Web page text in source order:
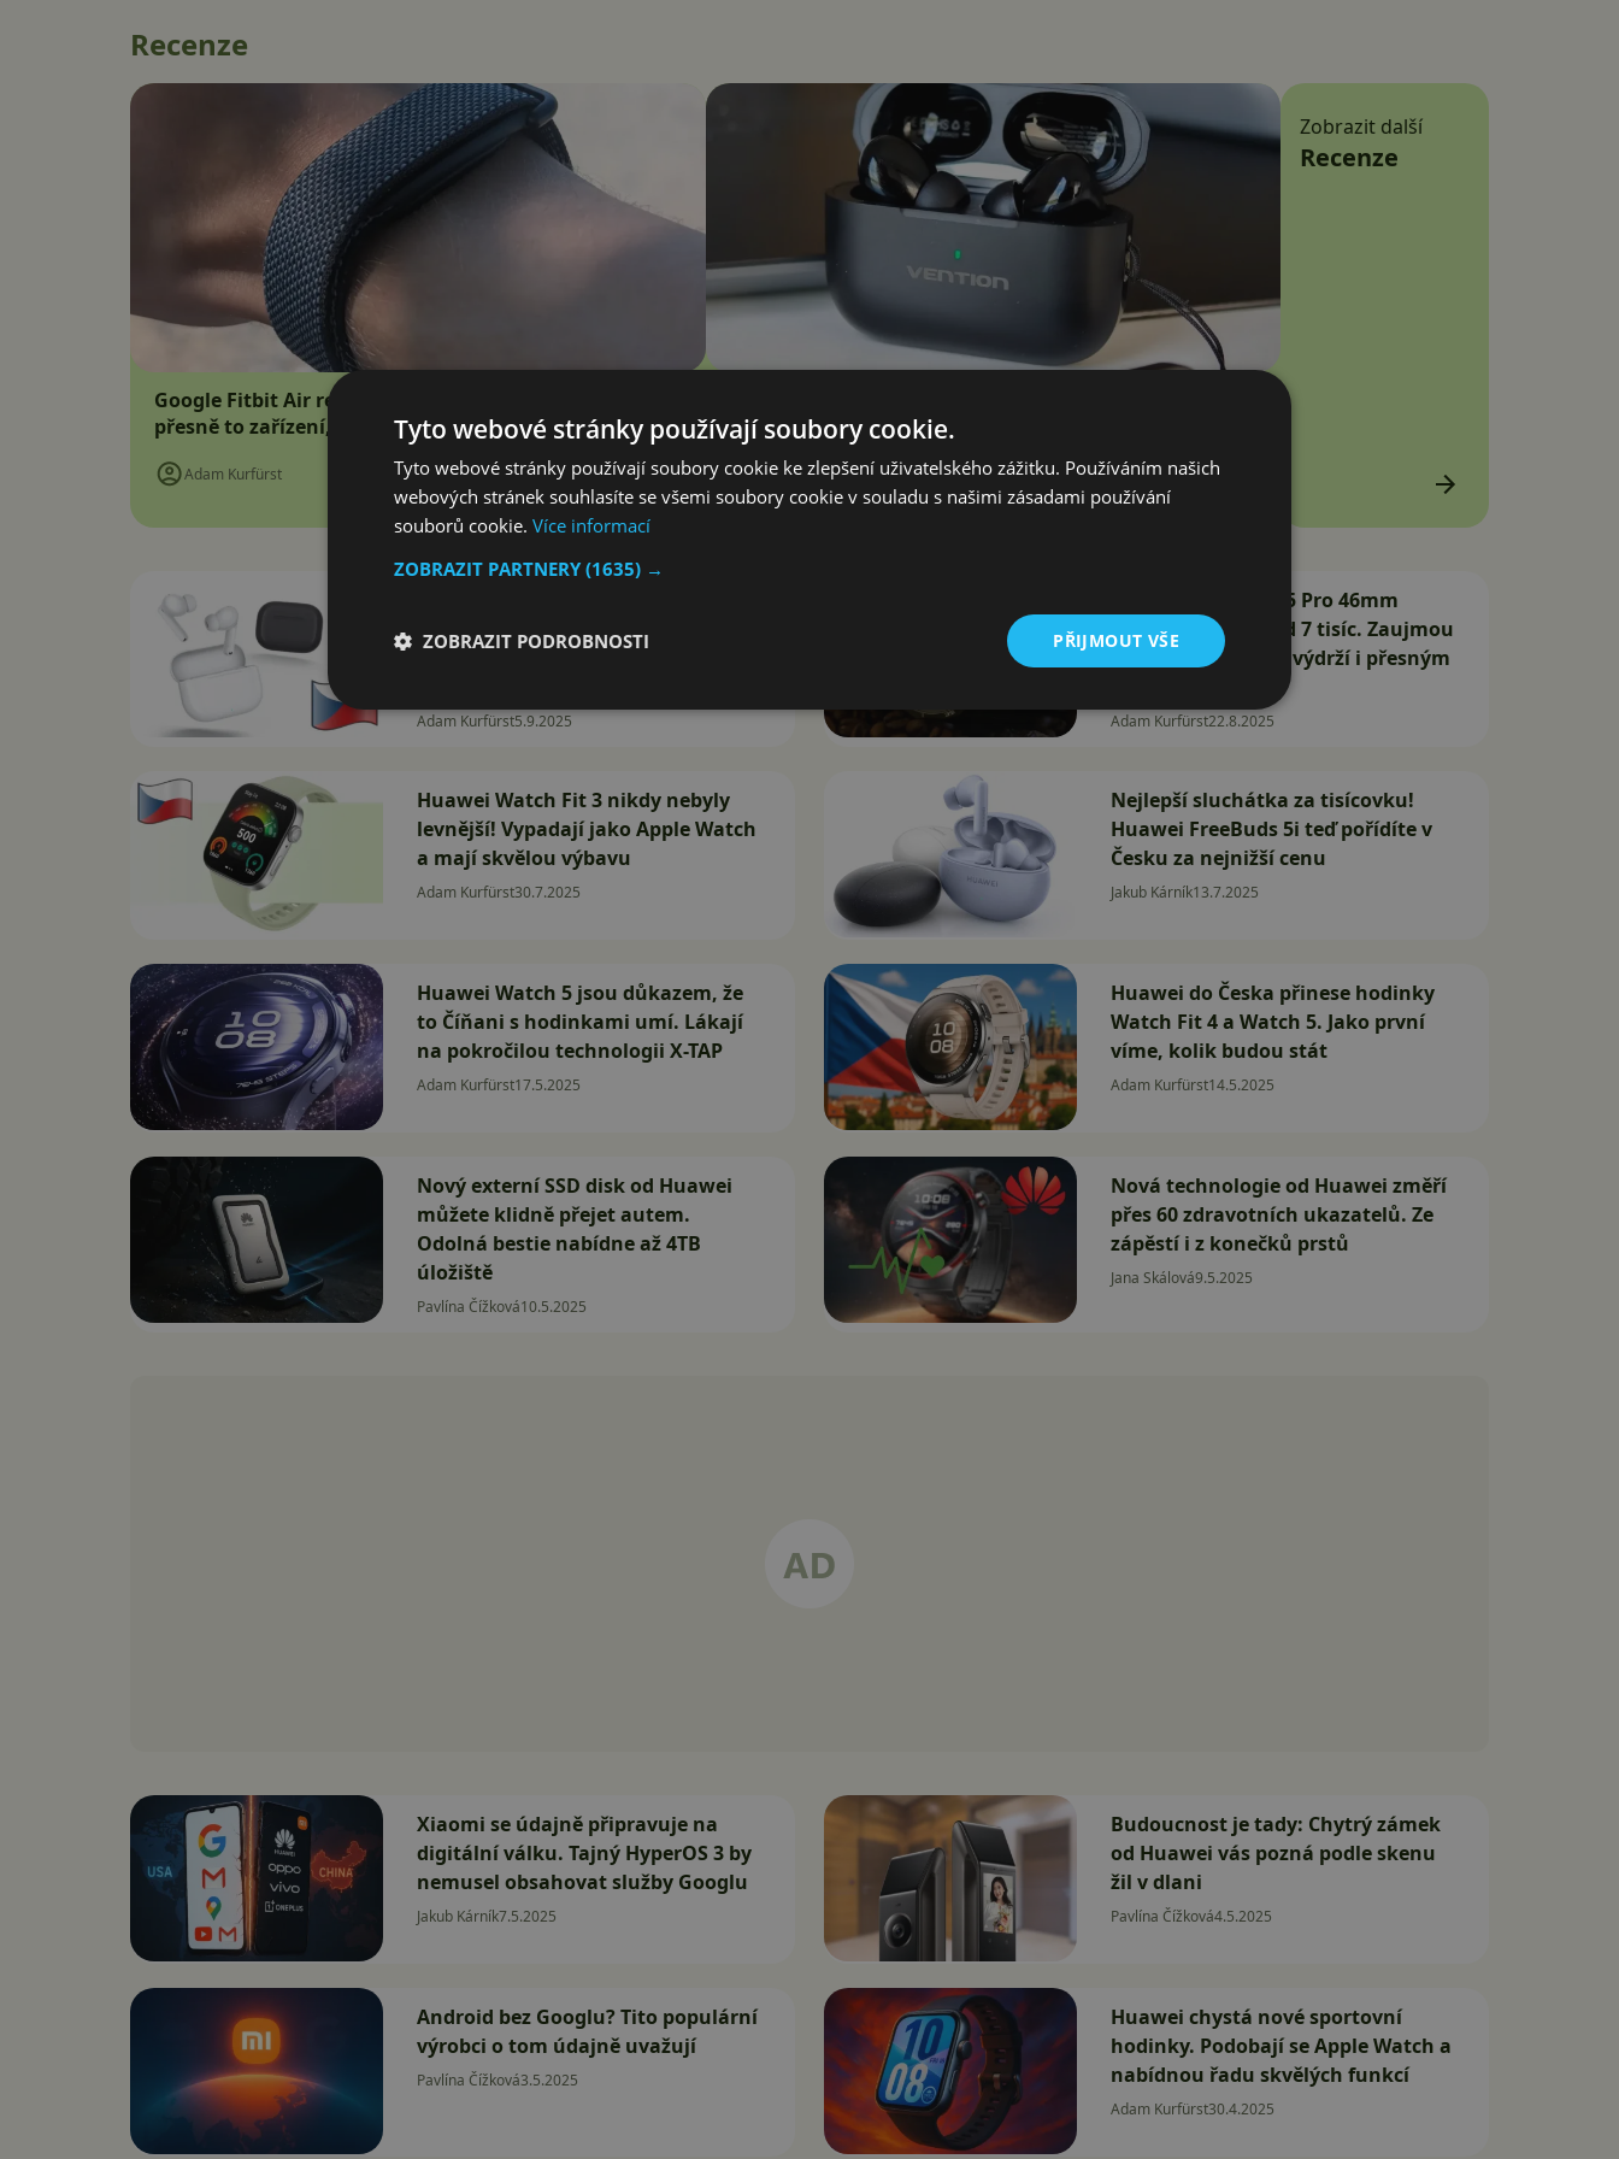
Recenze
Google Fitbit Air recenze: Náramek bez displeje je
přesně to zařízení, které jsem potřeboval
Adam Kurfürst
stovky zlatý grál nebo podfuk?
Vašek Švec
Zobrazit další
Recenze
dostupná sluchátka s ANC a
Adam Kurfürst5.9.2025
Huawei Watch GT 5 Pro 46mm
poprvé zlevnily pod 7 tisíc. Zaujmou
odolností, skvělou výdrží i přesným
Adam Kurfürst22.8.2025
Huawei Watch Fit 3 nikdy nebyly
levnější! Vypadají jako Apple Watch
a mají skvělou výbavu
Adam Kurfürst30.7.2025
Nejlepší sluchátka za tisícovku!
Huawei FreeBuds 5i teď pořídíte v
Česku za nejnižší cenu
Jakub Kárník13.7.2025
Huawei Watch 5 jsou důkazem, že
to Číňani s hodinkami umí. Lákají
na pokročilou technologii X-TAP
Adam Kurfürst17.5.2025
Huawei do Česka přinese hodinky
Watch Fit 4 a Watch 5. Jako první
víme, kolik budou stát
Adam Kurfürst14.5.2025
Nový externí SSD disk od Huawei
můžete klidně přejet autem.
Odolná bestie nabídne až 4TB
úložiště
Pavlína Čížková10.5.2025
Nová technologie od Huawei změří
přes 60 zdravotních ukazatelů. Ze
zápěstí i z konečků prstů
Jana Skálová9.5.2025
Xiaomi se údajně připravuje na
digitální válku. Tajný HyperOS 3 by
nemusel obsahovat služby Googlu
Jakub Kárník7.5.2025
Budoucnost je tady: Chytrý zámek
od Huawei vás pozná podle skenu
žil v dlani
Pavlína Čížková4.5.2025
Android bez Googlu? Tito populární
výrobci o tom údajně uvažují
Pavlína Čížková3.5.2025
Huawei chystá nové sportovní
hodinky. Podobají se Apple Watch a
nabídnou řadu skvělých funkcí
Adam Kurfürst30.4.2025
Tyto webové stránky používají soubory cookie.
Tyto webové stránky používají soubory cookie ke zlepšení uživatelského zážitku. Používáním našich
webových stránek souhlasíte se všemi soubory cookie v souladu s našimi zásadami používání
souborů cookie. Více informací
ZOBRAZIT PARTNERY(1635) →
PŘIJMOUT VŠE
ZOBRAZIT PODROBNOSTI